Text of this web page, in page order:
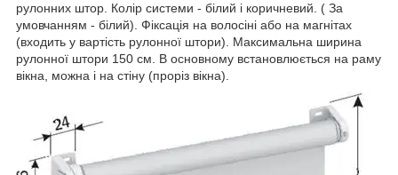
рулонних штор. Колір системи - білий і коричневий. ( За
умовчанням - білий). Фіксація на волосіні або на магнітах
(входить у вартість рулонної штори). Максимальна ширина
рулонної штори 150 см. В основному встановлюється на раму
вікна, можна і на стіну (проріз вікна).